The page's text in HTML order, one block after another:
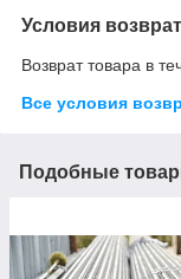
Условия
Возврат товара в
Все условия
Подобные